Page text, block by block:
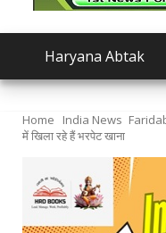
Haryana Abtak
Home India News
में खिला रहे हैं भरपेट खाना